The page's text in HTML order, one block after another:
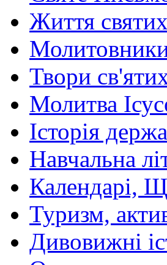
Життя святих
Твори
Молитва
Історія
Навчальна
Календарі,
Туризм,
Дивовижні